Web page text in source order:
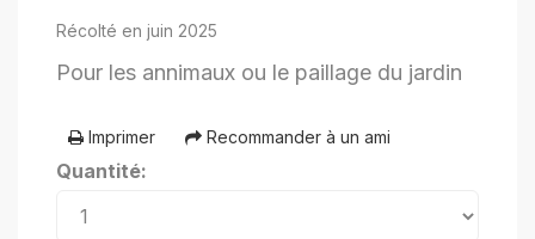
Récolté en juin 2025
Pour les annimaux ou le paillage du jardin
Imprimer Recommander à un ami
Quantité: